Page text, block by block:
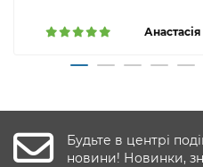
Анастасія
Будьте в центрі
новини! Новинки,